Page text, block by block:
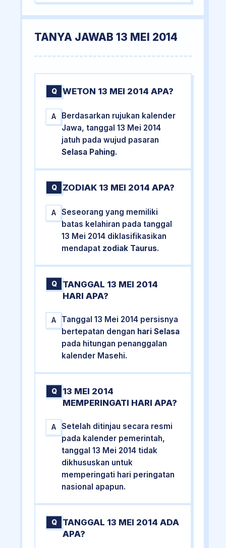
TANYA JAWAB 13 MEI 2014
Q WETON 13 MEI 2014 APA?
A
Berdasarkan rujukan kalender
Jawa, tanggal 13 Mei 2014
jatuh pada wujud pasaran
Selasa Pahing.
Q ZODIAK 13 MEI 2014 APA?
A
Seseorang yang memiliki
batas kelahiran pada tanggal
13 Mei 2014 diklasifikasikan
mendapat zodiak Taurus.
Q
TANGGAL 13 MEI 2014
HARI APA?
A
Tanggal 13 Mei 2014 persisnya
bertepatan dengan hari Selasa
pada hitungan penanggalan
kalender Masehi.
Q
13 MEI 2014
MEMPERINGATI HARI APA?
A
Setelah ditinjau secara resmi
pada kalender pemerintah,
tanggal 13 Mei 2014 tidak
dikhususkan untuk
memperingati hari peringatan
nasional apapun.
Q
TANGGAL 13 MEI 2014 ADA
APA?